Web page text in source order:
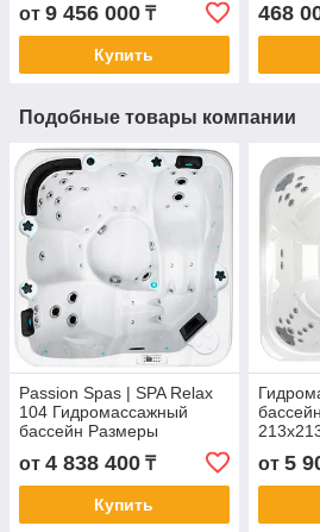
от 9 456 000 ₸
Купить
468
Подобные товары компании
Passion Spas | SPA Relax
104 Гидромассажный
бассейн Размеры
от 4 838 400 ₸
Купить
от 5